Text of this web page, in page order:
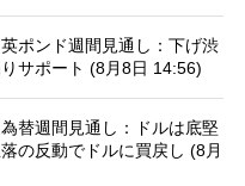
ポンド週間見通し：下げ渋
サポート (8月8日 14:56)
替週間見通し：ドルは底堅
の反動でドルに買戻し (8月